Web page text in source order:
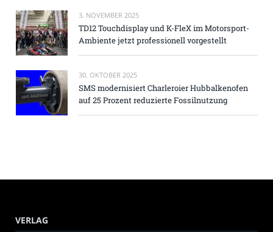
3. NOVEMBER 2025
TD12 Touchdisplay und K-FleX im Motorsport-
Ambiente jetzt professionell vorgestellt
30. OKTOBER 2025
SMS modernisiert Charleroier Hubbalkenofen
auf 25 Prozent reduzierte Fossilnutzung
VERLAG